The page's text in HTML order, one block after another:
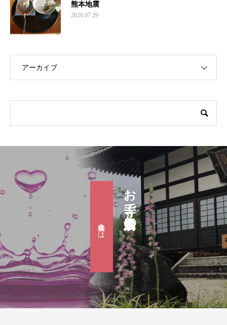
熊本地震
2026.07.29
アーカイブ
お寺で婚活『滴水会』
滴水会とは